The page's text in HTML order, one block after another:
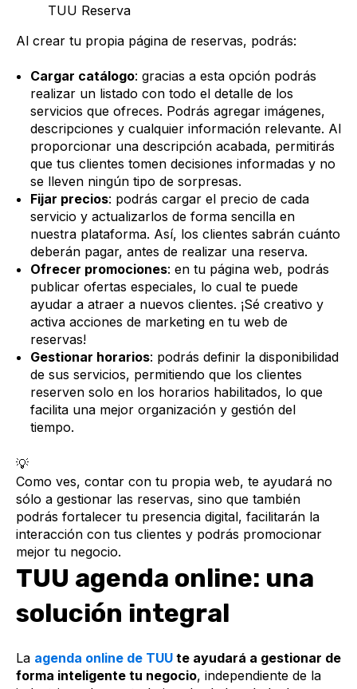
TUU Reserva
Al crear tu propia página de reservas, podrás:
Cargar catálogo: gracias a esta opción podrás
realizar un listado con todo el detalle de los
servicios que ofreces. Podrás agregar imágenes,
descripciones y cualquier información relevante. Al
proporcionar una descripción acabada, permitirás
que tus clientes tomen decisiones informadas y no
se lleven ningún tipo de sorpresas.
Fijar precios: podrás cargar el precio de cada
servicio y actualizarlos de forma sencilla en
nuestra plataforma. Así, los clientes sabrán cuánto
deberán pagar, antes de realizar una reserva.
Ofrecer promociones: en tu página web, podrás
publicar ofertas especiales, lo cual te puede
ayudar a atraer a nuevos clientes. ¡Sé creativo y
activa acciones de marketing en tu web de
reservas!
Gestionar horarios: podrás definir la disponibilidad
de sus servicios, permitiendo que los clientes
reserven solo en los horarios habilitados, lo que
facilita una mejor organización y gestión del
tiempo.
💡
Como ves, contar con tu propia web, te ayudará no
sólo a gestionar las reservas, sino que también
podrás fortalecer tu presencia digital, facilitarán la
interacción con tus clientes y podrás promocionar
mejor tu negocio.
TUU agenda online: una
solución integral
La agenda online de TUU te ayudará a gestionar de
forma inteligente tu negocio, independiente de la